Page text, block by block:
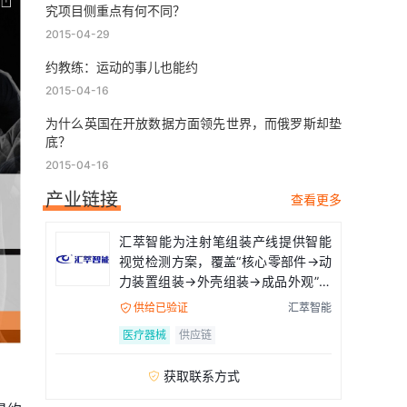
究项目侧重点有何不同？
2015-04-29
约教练：运动的事儿也能约
2015-04-16
为什么英国在开放数据方面领先世界，而俄罗斯却垫
底？
2015-04-16
产业链接 查看更多
汇萃智能为注射笔组装产线提供智能
视觉检测方案，覆盖“核心零部件→动
力装置组装→外壳组装→成品外观”全
流程
 供给已验证
汇萃智能
医疗器械
供应链
 获取联系方式